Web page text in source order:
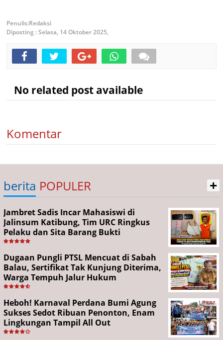
Redaksi
Diposting :Selasa, 14 Oktober 2025,
No related post available
Komentar
berita POPULER +
Jambret Sadis Incar Mahasiswi di
Jalinsum Katibung, Tim URC Ringkus
Pelaku dan Sita Barang Bukti
Dugaan Pungli PTSL Mencuat di Sabah
Balau, Sertifikat Tak Kunjung Diterima,
Warga Tempuh Jalur Hukum
Heboh! Karnaval Perdana Bumi Agung
Sukses Sedot Ribuan Penonton, Enam
Lingkungan Tampil All Out